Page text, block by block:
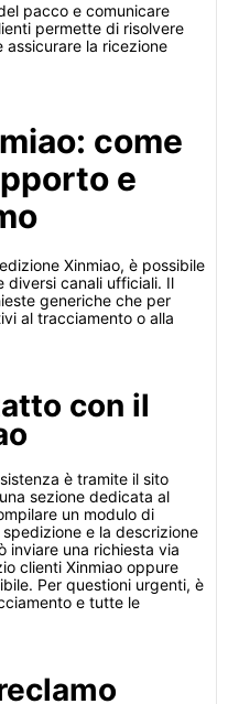
pacco e comunicare
permette di risolvere
la ricezione
come
e
Xinmiao, è possibile
diversi canali ufficiali. Il
generiche che per
al tracciamento o alla
con il
è tramite il sito
sezione dedicata al
un modulo di
e la descrizione
inviare una richiesta via
clienti Xinmiao oppure
Per questioni urgenti, è
e tutte le